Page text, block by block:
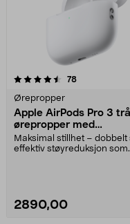
78anmeldelser
Ørepropper
Apple AirPods Pro 3
ørepropper med
støyreduksjon
Maksimal stillhet – dobbelt
effektiv støyreduksjon som
2890,00
4.5 av 5 stjerner